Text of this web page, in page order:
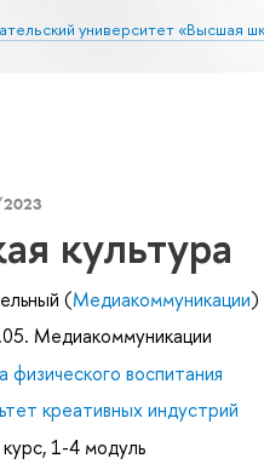
университет «Высшая
культура
(Медиакоммуникации)
Медиакоммуникации
физического воспитания
креативных индустрий
1-4 модуль